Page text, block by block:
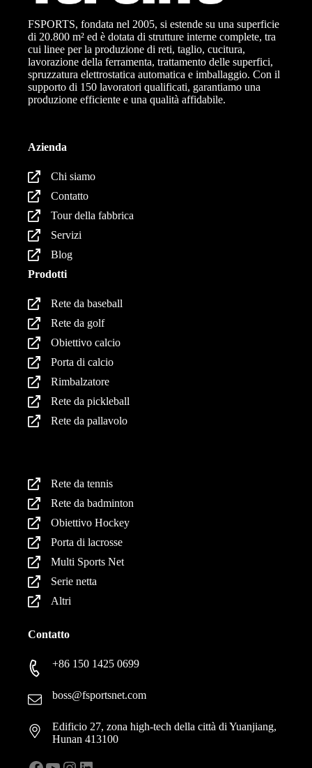
FSPORTS, fondata nel 2005, si estende su una superficie
di 20.800 m² ed è dotata di strutture interne complete, tra
cui linee per la produzione di reti, taglio, cucitura,
lavorazione della ferramenta, trattamento delle superfici,
spruzzatura elettrostatica automatica e imballaggio. Con il
supporto di 150 lavoratori qualificati, garantiamo una
produzione efficiente e una qualità affidabile.
Azienda
Chi siamo
Contatto
Tour della fabbrica
Servizi
Blog
Prodotti
Rete da baseball
Rete da golf
Obiettivo calcio
Porta di calcio
Rimbalzatore
Rete da pickleball
Rete da pallavolo
Rete da tennis
Rete da badminton
Obiettivo Hockey
Porta di lacrosse
Multi Sports Net
Serie netta
Altri
Contatto
+86 150 1425 0699
boss@fsportsnet.com
Edificio 27, zona high-tech della città di Yuanjiang,
Hunan 413100